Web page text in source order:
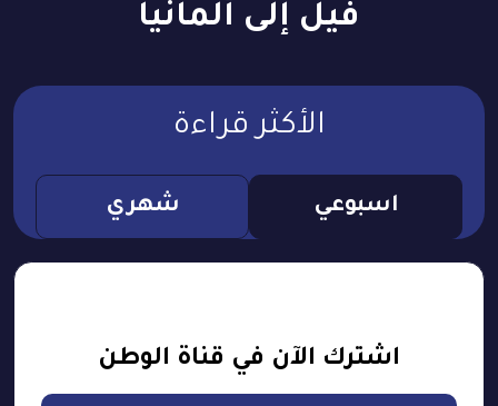
فيل إلى ألمانيا
الأكثر قراءة
اسبوعي شهري
اشترك الآن في قناة الوطن